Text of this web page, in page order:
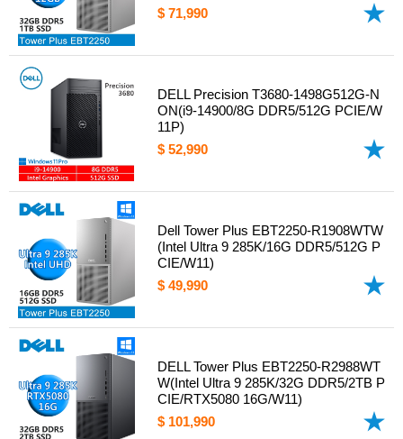
$ 71,990
DELL Precision T3680-1498G512G-N
ON(i9-14900/8G DDR5/512G PCIE/W
11P)
$ 52,990
Dell Tower Plus EBT2250-R1908WTW
(Intel Ultra 9 285K/16G DDR5/512G P
CIE/W11)
$ 49,990
DELL Tower Plus EBT2250-R2988WT
W(Intel Ultra 9 285K/32G DDR5/2TB P
CIE/RTX5080 16G/W11)
$ 101,990